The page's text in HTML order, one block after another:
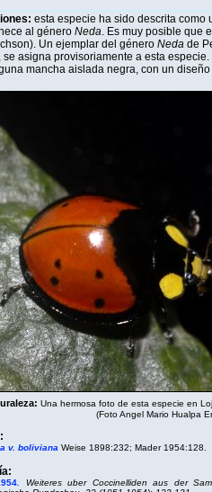
esta especie ha sido descrita como
al género Neda. Es muy posible que
Un ejemplar del género Nedade
se asigna provisoriamente a esta
mancha aislada negra, con un
Una hermosa foto de esta especie en
(Foto Angel Mario Hualpa
v. boliviana Weise 1898:232; Mader 1954:128.
Weiteres uber Coccinelliden aus der